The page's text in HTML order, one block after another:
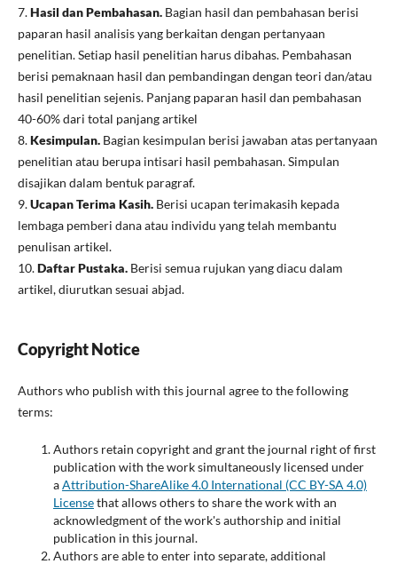
7.Hasil dan Pembahasan. Bagian hasil dan pembahasan berisi
paparan hasil analisis yang berkaitan dengan pertanyaan
penelitian. Setiap hasil penelitian harus dibahas. Pembahasan
berisi pemaknaan hasil dan pembandingan dengan teori dan/atau
hasil penelitian sejenis. Panjang paparan hasil dan pembahasan
40-60% dari total panjang artikel
8.Kesimpulan. Bagian kesimpulan berisi jawaban atas pertanyaan
penelitian atau berupa intisari hasil pembahasan. Simpulan
disajikan dalam bentuk paragraf.
9.Ucapan Terima Kasih. Berisi ucapan terimakasih kepada
lembaga pemberi dana atau individu yang telah membantu
penulisan artikel.
10.Daftar Pustaka. Berisi semua rujukan yang diacu dalam
artikel, diurutkan sesuai abjad.
Copyright Notice
Authors who publish with this journal agree to the following
terms:
Authors retain copyright and grant the journal right of first
publication with the work simultaneously licensed under
aAttribution-ShareAlike 4.0 International (CC BY-SA 4.0)
Licensethat allows others to share the work with an
acknowledgment of the work's authorship and initial
publication in this journal.
Authors are able to enter into separate, additional